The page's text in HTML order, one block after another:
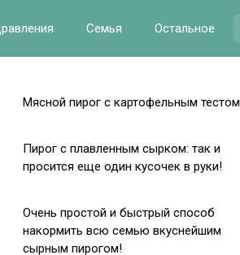
Семья Остальное
Мясной пирог с картофельным тестом
Пирог с плавленным сырком: так и
просится еще один кусочек в руки!
Очень простой и быстрый способ
накормить всю семью вкуснейшим
сырным пирогом!